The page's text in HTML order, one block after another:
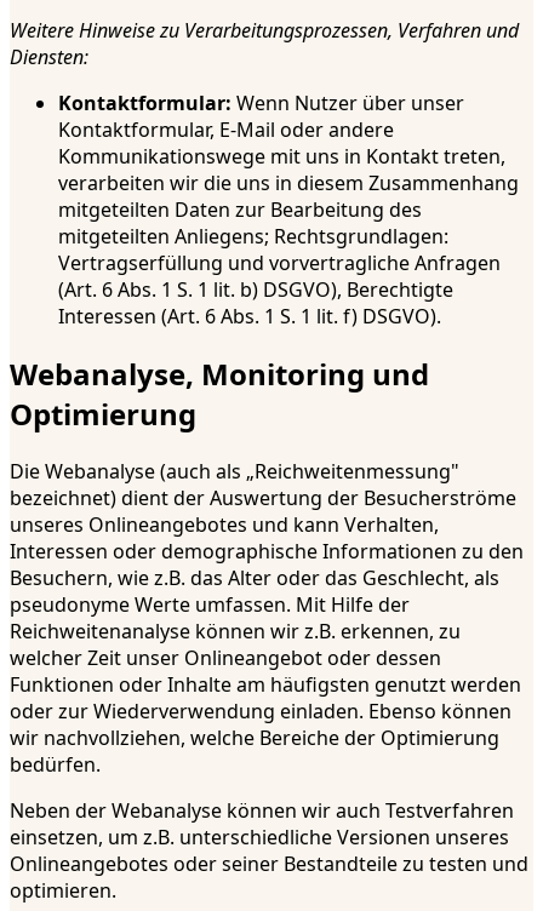
Weitere Hinweise zu Verarbeitungsprozessen, Verfahren und
Diensten:
Kontaktformular: Wenn Nutzer über unser
Kontaktformular, E-Mail oder andere
Kommunikationswege mit uns in Kontakt treten,
verarbeiten wir die uns in diesem Zusammenhang
mitgeteilten Daten zur Bearbeitung des
mitgeteilten Anliegens; Rechtsgrundlagen:
Vertragserfüllung und vorvertragliche Anfragen
(Art. 6 Abs. 1 S. 1 lit. b) DSGVO), Berechtigte
Interessen (Art. 6 Abs. 1 S. 1 lit. f) DSGVO).
Webanalyse, Monitoring und
Optimierung
Die Webanalyse (auch als „Reichweitenmessung"
bezeichnet) dient der Auswertung der Besucherströme
unseres Onlineangebotes und kann Verhalten,
Interessen oder demographische Informationen zu den
Besuchern, wie z.B. das Alter oder das Geschlecht, als
pseudonyme Werte umfassen. Mit Hilfe der
Reichweitenanalyse können wir z.B. erkennen, zu
welcher Zeit unser Onlineangebot oder dessen
Funktionen oder Inhalte am häufigsten genutzt werden
oder zur Wiederverwendung einladen. Ebenso können
wir nachvollziehen, welche Bereiche der Optimierung
bedürfen.
Neben der Webanalyse können wir auch Testverfahren
einsetzen, um z.B. unterschiedliche Versionen unseres
Onlineangebotes oder seiner Bestandteile zu testen und
optimieren.